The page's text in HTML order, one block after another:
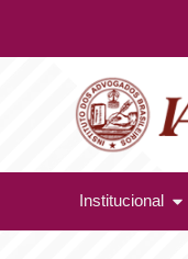
Institucional